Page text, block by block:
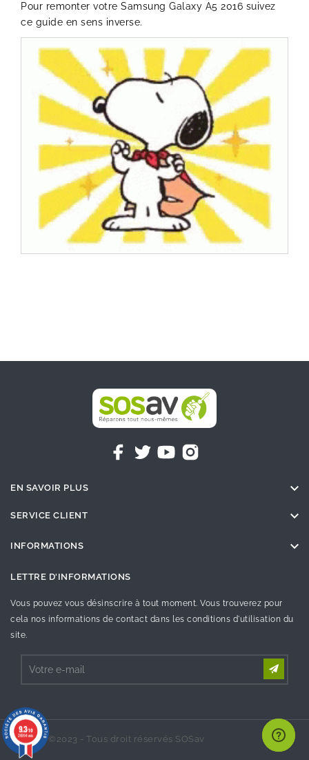
Pour remonter votre Samsung Galaxy A5 2016 suivez
ce guide en sens inverse.
EN SAVOIR PLUS 
SERVICE CLIENT 
INFORMATIONS 
LETTRE D'INFORMATIONS
Vous pouvez vous désinscrire à tout moment. Vous trouverez pour
cela nos informations de contact dans les conditions d'utilisation du
site.
©2023 - Tous droit réservés SOSav
9.3/10
26994 avis